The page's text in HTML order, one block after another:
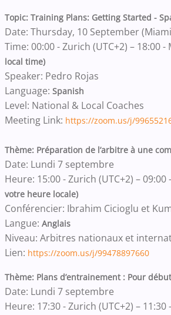
Topic: Training Plans: Getting Started -
Date: Thursday, 10 September
Time: 00:00 - Zurich (UTC+2) – 18:00 -
local time)
Speaker: Pedro Rojas
Language: Spanish
Level: National & Local Coaches
Meeting Link: https://zoom.us/j/
Thème: Préparation de l’arbitre à une
Date: Lundi 7 septembre
Heure: 15:00 - Zurich (UTC+2) – 09:00
votre heure locale)
Conférencier: Ibrahim Cicioglu et
Langue: Anglais
Niveau: Arbitres nationaux et
Lien: https://zoom.us/j/99478897660
Thème: Plans d’entrainement : Pour
Date: Lundi 7 septembre
Heure: 17:30 - Zurich (UTC+2) – 11:30